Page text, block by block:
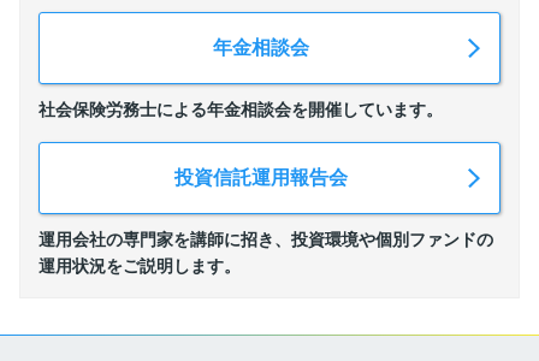
年金相談会
社会保険労務士による年金相談会を開催しています。
投資信託運用報告会
運用会社の専門家を講師に招き、投資環境や個別ファンドの
運用状況をご説明します。